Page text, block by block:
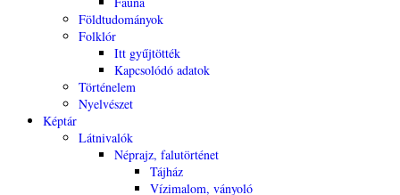
Földtudományok
Folklór
Itt gyűjtötték
Kapcsolódó adatok
Történelem
Nyelvészet
Képtár
Látnivalók
Néprajz, falutörténet
Tájház
Vízimalom, ványoló